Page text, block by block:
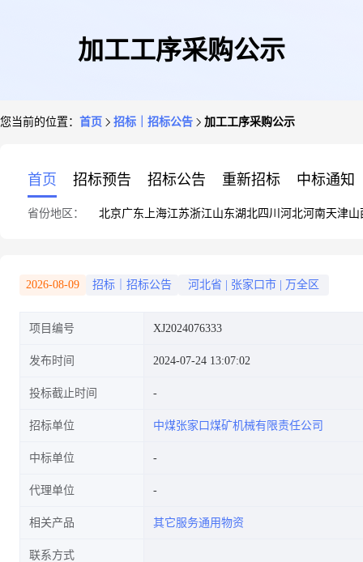
加工工序采购公示
您当前的位置： 首页 招标｜招标公告 加工工序采购公示
首页 招标预告 招标公告 重新招标 中标通知
省份地区： 北京广东 上海江苏浙江山东湖北四川 河北河南天津山
2026-08-09 招标｜招标公告 河北省 张家口市 万全区
项目编号 XJ2024076333
发布时间 2024-07-24 13:07:02
投标截止时间
招标单位 中煤张家口煤矿机械有限责任公司
中标单位
代理单位
相关产品 其它服务通用物资
联系方式